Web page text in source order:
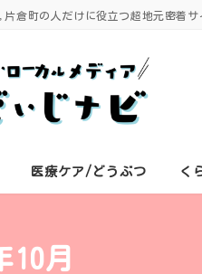
倉町の人だけに役立つ超地元密着サ
医療ケア/どうぶつ く
10月